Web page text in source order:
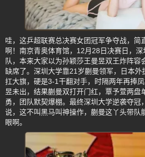
哇，这乒超联赛总决赛女团冠军争夺战，简
啊！南京青奥体育馆，12月28日决赛日，
队，本来大家以为孙颖莎王曼昱双王炸阵容
缺席了。深圳大学靠21岁蒯曼领军，日本外
扛大旗，硬是3-1干翻对手，时隔两年再捧
昱未出，结果蒯曼双打开门红，覃予萱两盘
勇，团队默契爆棚。最终深圳大学逆袭夺冠
说，这不叫黑马叫神操作，蒯曼这丫头带队
眼啊。